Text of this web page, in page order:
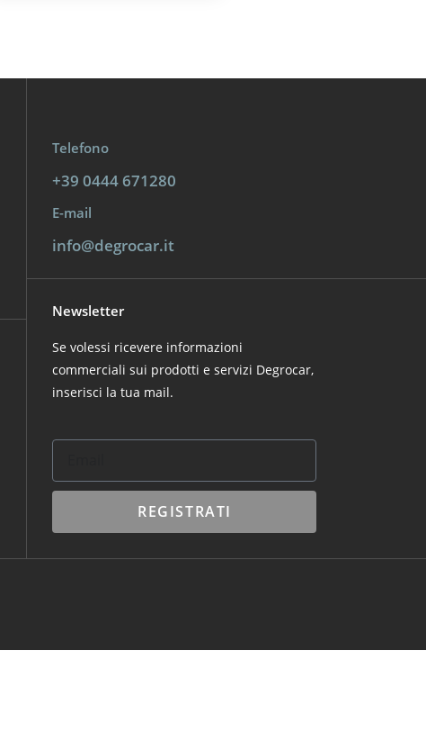
Telefono
+39 0444 671280
E-mail
info@degrocar.it
Newsletter
Se volessi ricevere informazioni
commerciali sui prodotti e servizi Degrocar,
inserisci la tua mail.
REGISTRATI